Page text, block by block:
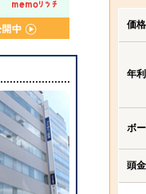
価格
年
ボ
頭金